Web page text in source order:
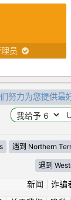
员
努力为您提供最
遇到 Northern
遇到
新闻 诈骗